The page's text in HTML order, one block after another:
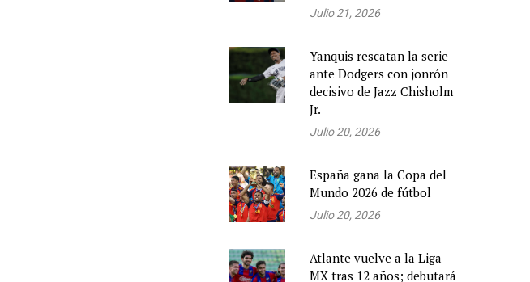
Julio 21, 2026
Yanquis rescatan la serie
ante Dodgers con jonrón
decisivo de Jazz Chisholm
Jr.
Julio 20, 2026
España gana la Copa del
Mundo 2026 de fútbol
Julio 20, 2026
Atlante vuelve a la Liga
MX tras 12 años; debutará